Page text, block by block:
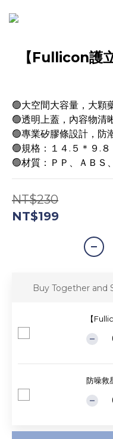
【Fullicon護
🟢大空間大容量，大顆
🟢透明上蓋，內容物清
🟢專業矽膠條設計，防
🟢規格：１４.５＊９.８
🟢材質：ＰＰ、ＡＢＳ
NT$230
NT$199
Buy Together and
【
防噪救